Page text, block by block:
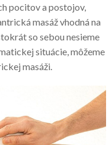
pocitov a postojov,
masáž vhodná na
so sebou nesieme
situácie, môžeme
masáži.